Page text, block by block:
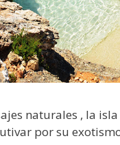
naturales , la
por su